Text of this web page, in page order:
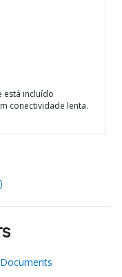
está incluído
conectividade lenta.